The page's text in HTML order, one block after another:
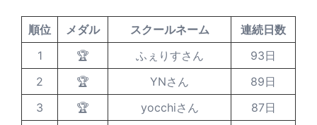
順位 メダル スクールネーム
連続日数
1
🏆 ふぇりすさん
93日
2
🏆 YNさん
89日
3
🏆 yocchiさん
87日